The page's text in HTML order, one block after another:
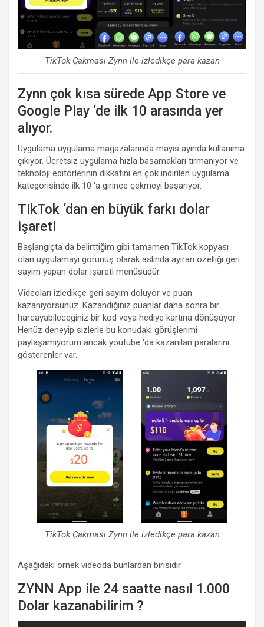
TikTok Çakması Zynn ile izledikçe para kazan
Zynn çok kısa sürede App Store ve
Google Play ‘de ilk 10 arasında yer
alıyor.
Uygulama uygulama mağazalarında mayıs ayında kullanıma
çıkıyor. Ücretsiz uygulama hızla basamakları tırmanıyor ve
teknoloji editörlerinin dikkatini en çok indirilen uygulama
kategorisinde ilk 10 ‘a girince çekmeyi başarıyor.
TikTok ‘dan en büyük farkı dolar
işareti
Başlangıçta da belirttiğim gibi tamamen TikTok kopyası
olan uygulamayı görünüş olarak aslında ayıran özelliği geri
sayım yapan dolar işareti menüsüdür.
Videoları izledikçe geri sayım doluyor ve puan
kazanıyorsunuz. Kazandığınız puanlar daha sonra bir
harcayabileceğiniz bir kod veya hediye kartına dönüşüyor.
Henüz deneyip sizlerle bu konudaki görüşlerimi
paylaşamıyorum ancak youtube ‘da kazanılan paralarını
gösterenler var.
TikTok Çakması Zynn ile izledikçe para kazan
Aşağıdaki örnek videoda bunlardan birisidir.
ZYNN App ile 24 saatte nasıl 1.000
Dolar kazanabilirim ?